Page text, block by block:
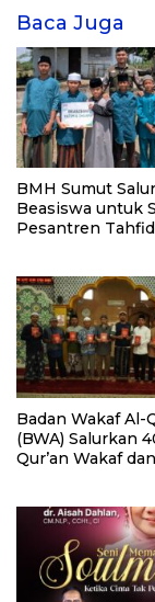
Baca Juga
BMH Sumut
Beasiswa untuk
Pesantren
Badan Wakaf Al-
(BWA) Salurkan
Qur’an Wakaf